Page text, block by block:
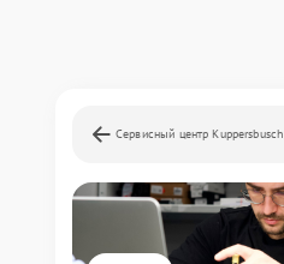
Сервисный центр Kuppersbusch